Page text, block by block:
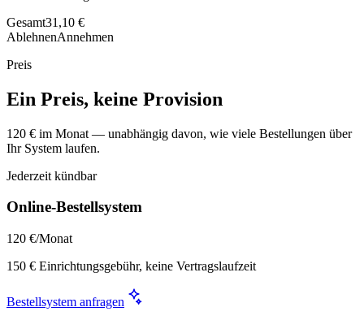
Gesamt31,10 €
AblehnenAnnehmen
Preis
Ein Preis, keine Provision
120 € im Monat — unabhängig davon, wie viele Bestellungen über
Ihr System laufen.
Jederzeit kündbar
Online-Bestellsystem
120 €/Monat
150 € Einrichtungsgebühr, keine Vertragslaufzeit
Bestellsystem anfragen